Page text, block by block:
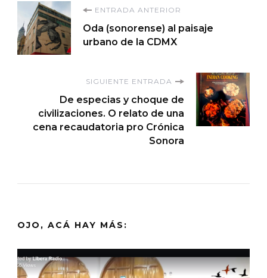
Navegación
de
entradas
ENTRADA ANTERIOR
Oda (sonorense) al paisaje
urbano de la CDMX
SIGUIENTE ENTRADA
De especias y choque de
civilizaciones. O relato de una
cena recaudatoria pro Crónica
Sonora
OJO, ACÁ HAY MÁS: